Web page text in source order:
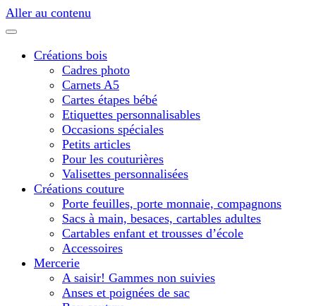
Aller au contenu
Créations bois
Cadres photo
Carnets A5
Cartes étapes bébé
Etiquettes personnalisables
Occasions spéciales
Petits articles
Pour les couturières
Valisettes personnalisées
Créations couture
Porte feuilles, porte monnaie, compagnons
Sacs à main, besaces, cartables adultes
Cartables enfant et trousses d’école
Accessoires
Mercerie
A saisir! Gammes non suivies
Anses et poignées de sac